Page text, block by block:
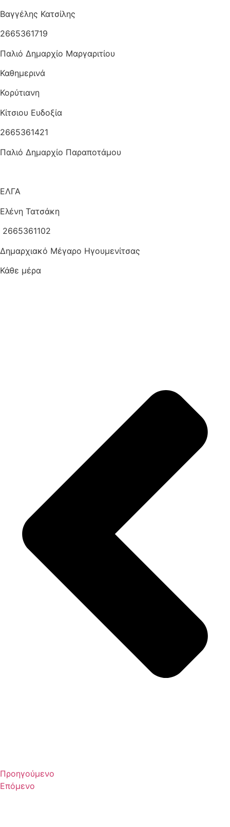
Βαγγέλης Κατσίλης
2665361719
Παλιό Δημαρχίο Μαργαριτίου
Καθημερινά
Κορύτιανη
Κίτσιου Ευδοξία
2665361421
Παλιό Δημαρχίο Παραποτάμου
ΕΛΓΑ
Ελένη Τατσάκη
2665361102
Δημαρχιακό Μέγαρο Ηγουμενίτσας
Κάθε μέρα
Προηγούμενο
Επόμενο